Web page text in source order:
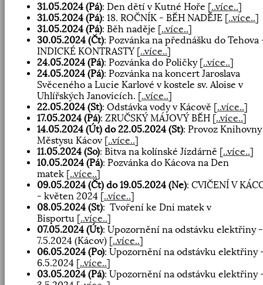
31.05.2024 (Pá): Den dětí v Kutné Hoře [..více..]
31.05.2024 (Pá): 18. ROČNÍK - BĚH NADĚJE [..více..]
31.05.2024 (Pá): Běh naděje [..více..]
30.05.2024 (Čt): Pozvánka na přednášku do Tehova
INDICKÉ KONTRASTY [..více..]
24.05.2024 (Pá): Pozvánka do Poličky [..více..]
24.05.2024 (Pá): Pozvánka na koncert Jaroslava
Svěceného a Lucie Karlové v kostele sv. Aloise v
Uhlířských Janovicích. [..více..]
22.05.2024 (St): Odstávka vody v Kácově [..více..]
17.05.2024 (Pá): ZRUČSKÝ MÁJOVÝ BĚH [..více..]
14.05.2024 (Út) do 22.05.2024 (St): Provoz Knihovny
Městysu Kácov [..více..]
11.05.2024 (So): Bitva na kolínské Jízdárně [..více..]
10.05.2024 (Pá): Pozvánka do Kácova na Den
matek [..více..]
09.05.2024 (Čt) do 19.05.2024 (Ne): CVIČENÍ V
- květen 2024 [..více..]
08.05.2024 (St): Tvoření ke Dni matek v
Bisportu [..více..]
07.05.2024 (Út): Upozornění na odstávku elektřiny -
7.5.2024 (Kácov) [..více..]
06.05.2024 (Po): Upozornění na odstávku elektřiny
6.5.2024 [..více..]
03.05.2024 (Pá): Upozornění na odstávku elektřiny